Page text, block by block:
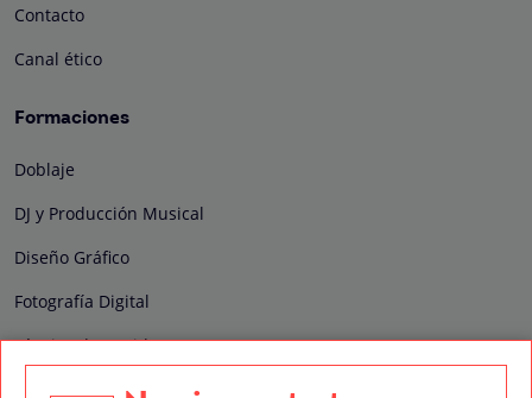
Contacto
Canal ético
Formaciones
Doblaje
DJ y Producción Musical
Diseño Gráfico
Fotografía Digital
Técnico de Sonido
Edición y Postproducción de Vídeo